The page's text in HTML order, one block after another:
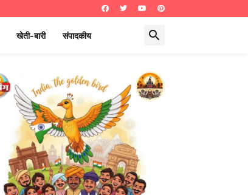
खेती-बारी संपादकीय